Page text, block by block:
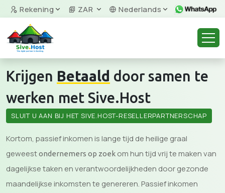
Rekening ZAR Nederlands
Krijgen Betaald door samen te
werken met Sive.Host
SLUIT U AAN BIJ HET SIVE.HOST-RESELLERPARTNERSCHAP
Kortom, passief inkomen is lange tijd de heilige graal
geweestondernemers op zoek om hun tijd vrij te maken van
dagelijkse taken en verantwoordelijkheden door gezonde
maandelijkse inkomsten te genereren. Passief inkomen